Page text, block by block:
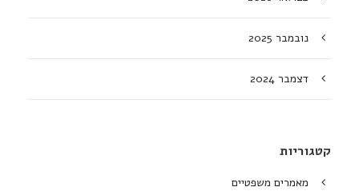
נובמבר 2025
דצמבר 2024
קטגוריות
מאמרים משפטיים